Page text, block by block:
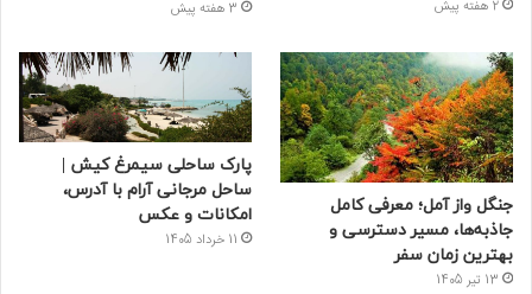
2 هفته پیش 3 هفته پیش
جنگل واز آمل؛ معرفی کامل
جاذبه‌ها، مسیر دسترسی و
بهترین زمان سفر
13 تیر 1405
پارک ساحلی سیمرغ کیش |
ساحل مرجانی آرام با آدرس،
امکانات و عکس
11 خرداد 1405